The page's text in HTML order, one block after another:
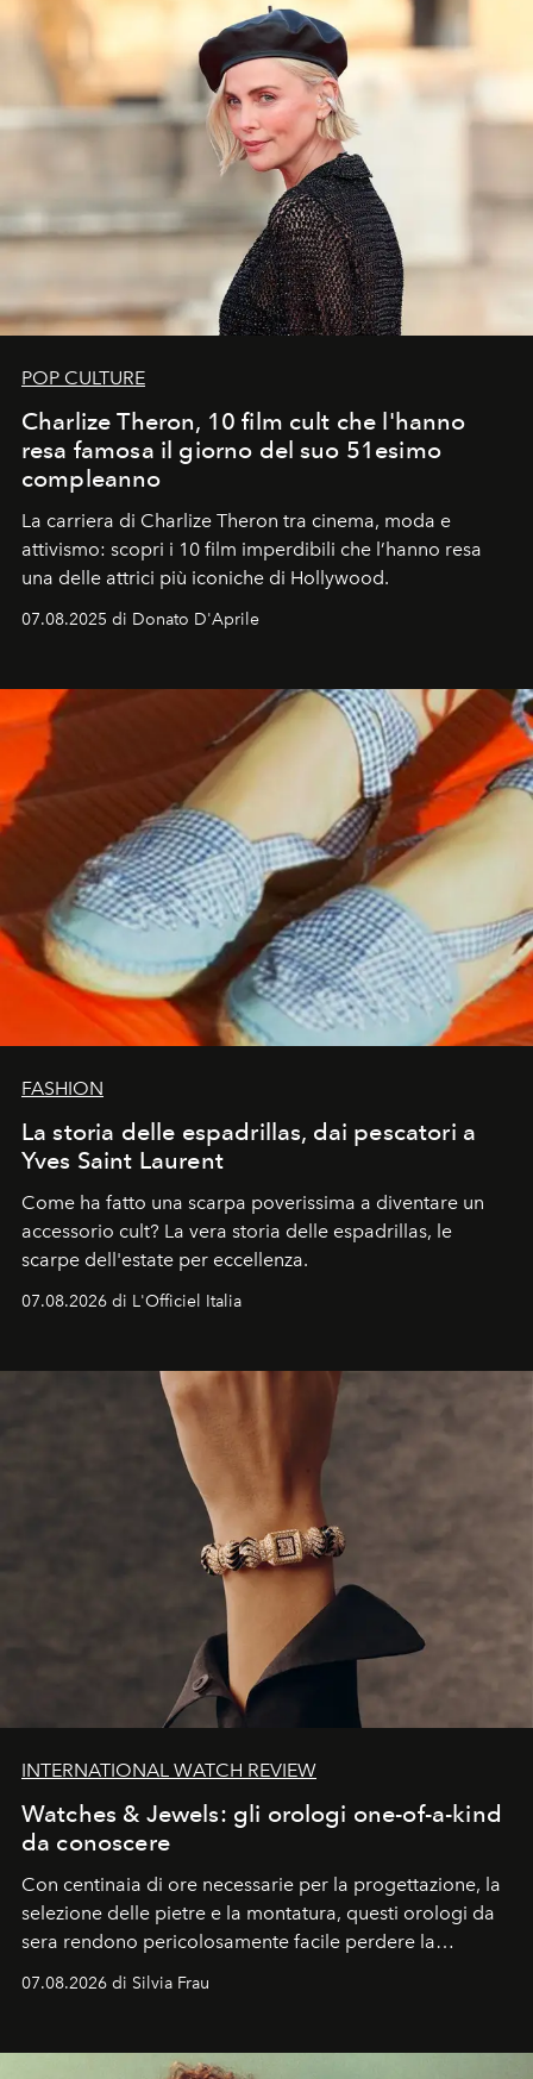
POP CULTURE
Charlize Theron, 10 film cult che l'hanno
resa famosa il giorno del suo 51esimo
compleanno
La carriera di Charlize Theron tra cinema, moda e
attivismo: scopri i 10 film imperdibili che l’hanno resa
una delle attrici più iconiche di Hollywood.
07.08.2025 di Donato D'Aprile
FASHION
La storia delle espadrillas, dai pescatori a
Yves Saint Laurent
Come ha fatto una scarpa poverissima a diventare un
accessorio cult? La vera storia delle espadrillas, le
scarpe dell'estate per eccellenza.
07.08.2026 di L'Officiel Italia
INTERNATIONAL WATCH REVIEW
Watches & Jewels: gli orologi one-of-a-kind
da conoscere
Con centinaia di ore necessarie per la progettazione, la
selezione delle pietre e la montatura, questi orologi da
sera rendono pericolosamente facile perdere la
cognizione del tempo. Ma con quadranti così
07.08.2026 di Silvia Frau